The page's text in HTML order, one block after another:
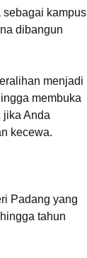
sebagai kampus
dibangun
menjadi
membuka
jika Anda
kecewa.
Padang yang
tahun